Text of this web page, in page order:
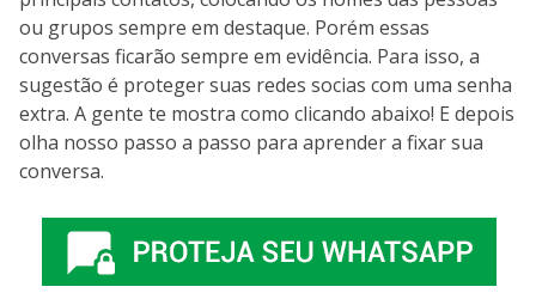
ou grupos sempre em destaque. Porém essas
conversas ficarão sempre em evidência. Para isso, a
sugestão é proteger suas redes socias com uma senha
extra. A gente te mostra como clicando abaixo! E depois
olha nosso passo a passo para aprender a fixar sua
conversa.